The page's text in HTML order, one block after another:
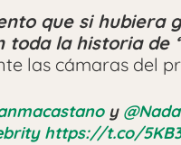
que si hubiera
toda la historia de
las cámaras del
y
https://t.co/